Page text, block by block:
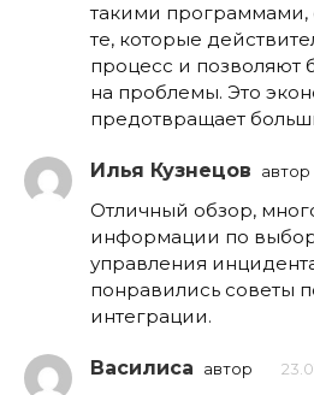
такими программами,
те, которые
процесс и позволяют
на проблемы. Это
предотвращает
Илья Кузнецов автор
Отличный обзор,
информации по
управления
понравились советы
интеграции.
Василиса автор